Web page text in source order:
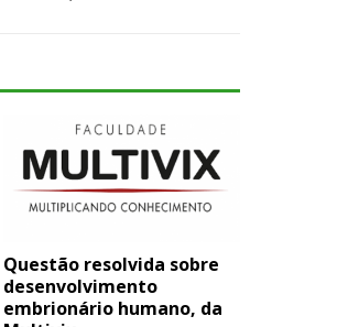
Questão resolvida sobre
desenvolvimento
embrionário humano, da